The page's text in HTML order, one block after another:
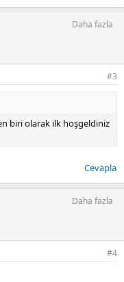
Daha fazla
#3
biri olarak ilk hoşgeldiniz
Cevapla
Daha fazla
#4